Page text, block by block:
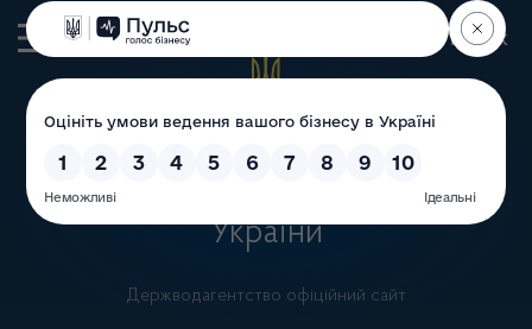
Державне агентство
України
Держводагентство офіційний сайт
Пошук